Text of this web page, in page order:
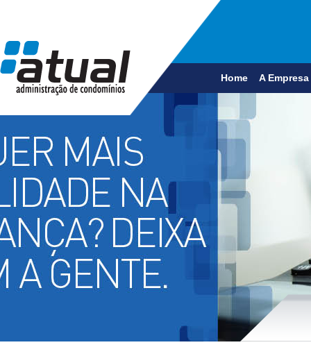
Home A Empresa